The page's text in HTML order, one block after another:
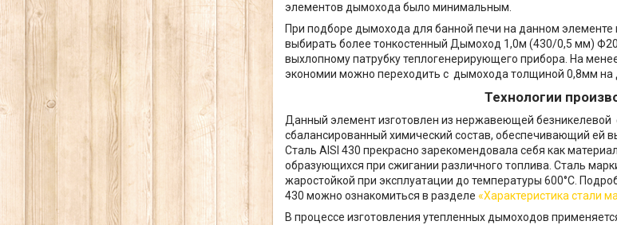
элементов дымохода было минимальным.
При подборе дымохода для банной печи на данном элементе
выбирать более тонкостенный Дымоход 1,0м (430/0,5 мм)
выхлопному патрубку теплогенерирующего прибора. На
экономии можно переходить с дымохода толщиной 0,8мм
Технологии
Данный элемент изготовлен из нержавеющей безникелевой
сбалансированный химический состав, обеспечивающий ей
Сталь AISI 430 прекрасно зарекомендовала себя как
образующихся при сжигании различного топлива. Сталь
жаростойкой при эксплуатации до температуры 600°C.
430 можно ознакомиться в разделе «Характеристика стали
В процессе изготовления утепленных дымоходов